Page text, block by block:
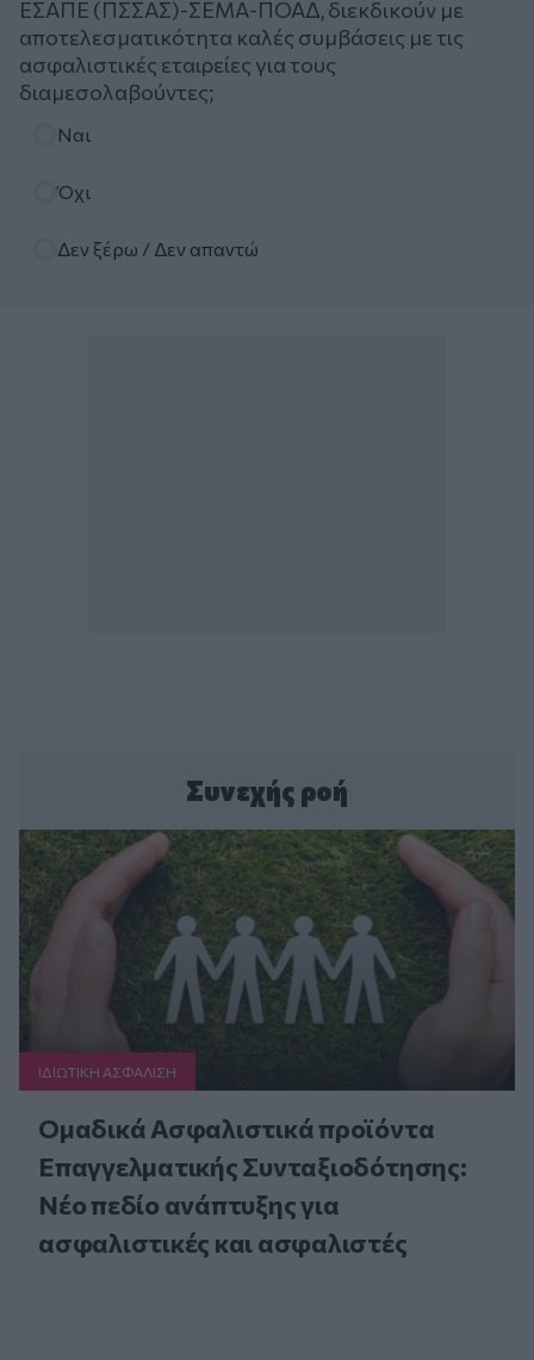
ΕΣΑΠΕ (ΠΣΣΑΣ)-ΣΕΜΑ-ΠΟΑΔ, διεκδικούν με
αποτελεσματικότητα καλές συμβάσεις με τις
ασφαλιστικές εταιρείες για τους
διαμεσολαβούντες;
Ναι
Όχι
Δεν ξέρω / Δεν απαντώ
Συνεχής ροή
ΙΔΙΩΤΙΚΗ ΑΣΦAΛΙΣΗ
Ομαδικά Ασφαλιστικά προϊόντα
Επαγγελματικής Συνταξιοδότησης:
Νέο πεδίο ανάπτυξης για
ασφαλιστικές και ασφαλιστές